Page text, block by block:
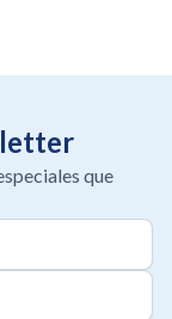
que